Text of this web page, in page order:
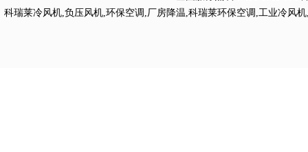
科瑞莱冷风机,负压风机,环保空调 ,厂房降温,科瑞莱环保空调 ,工业冷风机